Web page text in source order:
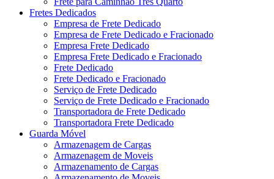
Fretes Dedicados
Empresa de Frete Dedicado
Empresa de Frete Dedicado e Fracionado
Empresa Frete Dedicado
Empresa Frete Dedicado e Fracionado
Frete Dedicado
Frete Dedicado e Fracionado
Serviço de Frete Dedicado
Serviço de Frete Dedicado e Fracionado
Transportadora de Frete Dedicado
Transportadora Frete Dedicado
Guarda Móvel
Armazenagem de Cargas
Armazenagem de Moveis
Armazenamento de Cargas